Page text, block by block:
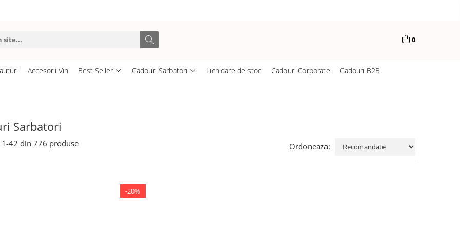
0
Accesorii Vin Best Seller Cadouri Sarbatori Lichidare de stoc Cadouri Corporate Cadouri B2B
Sarbatori
1-42 din 776 produse Ordoneaza:
-20%